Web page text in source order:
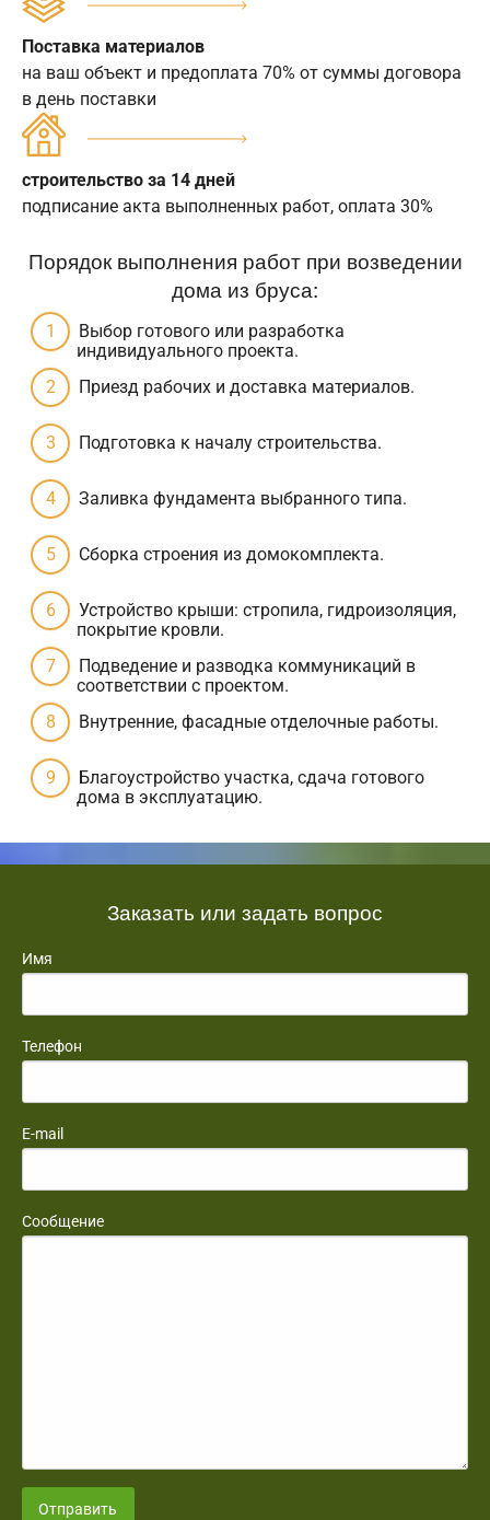
Поставка материалов
на ваш объект и предоплата 70% от суммы договора
в день поставки
строительство за 14 дней
подписание акта выполненных работ, оплата 30%
Порядок выполнения работ при возведении
дома из бруса:
Выбор готового или разработка
индивидуального проекта.
Приезд рабочих и доставка материалов.
Подготовка к началу строительства.
Заливка фундамента выбранного типа.
Сборка строения из домокомплекта.
Устройство крыши: стропила, гидроизоляция,
покрытие кровли.
Подведение и разводка коммуникаций в
соответствии с проектом.
Внутренние, фасадные отделочные работы.
Благоустройство участка, сдача готового
дома в эксплуатацию.
Заказать или задать вопрос
Имя
Телефон
E-mail
Сообщение
Отправить